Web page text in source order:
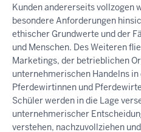
Kunden andererseits vollzogen
besondere Anforderungen
ethischer Grundwerte und der
und Menschen. Des Weiteren
Marketings, der betrieblichen
unternehmerischen Handelns
Pferdewirtinnen und
Schüler werden in die Lage
unternehmerischer
verstehen, nachzuvollziehen